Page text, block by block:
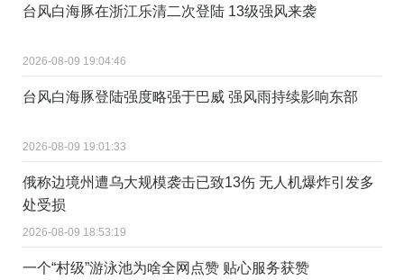
台风白海豚在浙江乐清二次登陆 13级强风来袭
2026-08-09 19:04:46
台风白海豚登陆强度略强于巴威 强风雨持续影响东部
2026-08-09 19:01:33
俄称边境州遭乌大规模袭击已致13伤 无人机爆炸引发多
处受损
2026-08-09 18:53:19
一个“村级”游泳池为啥全网点赞 贴心服务获赞